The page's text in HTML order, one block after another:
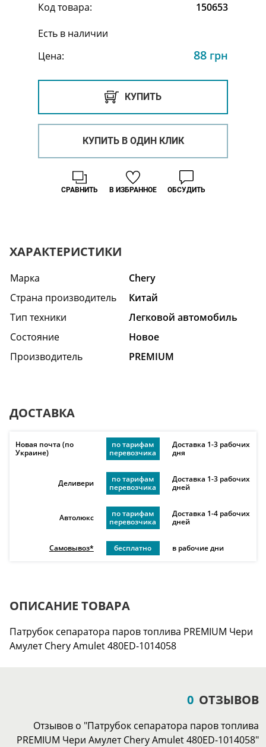
Код товара:
150653
Есть в наличии
Цена:
88 грн
КУПИТЬ
КУПИТЬ В ОДИН КЛИК
В ИЗБРАННОЕ
СРАВНИТЬ ОБСУДИТЬ
ХАРАКТЕРИСТИКИ
Марка
Chery
Страна производитель
Китай
Тип техники
Легковой автомобиль
Состояние
Hовое
Производитель
PREMIUM
ДОСТАВКА
Новая почта (по
Украине)
по тарифам
перевозчика
Доставка 1-3 рабочих
дня
Деливери
по тарифам
перевозчика
Доставка 1-3 рабочих
дней
Автолюкс
по тарифам
перевозчика
Доставка 1-4 рабочих
дней
Самовывоз* бесплатно в рабочие дни
ОПИСАНИЕ ТОВАРА
Патрубок сепаратора паров топлива PREMIUM Чери
Амулет Chery Amulet 480ED-1014058
0 ОТЗЫВОВ
Отзывов о "Патрубок сепаратора паров топлива
PREMIUM Чери Амулет Chery Amulet 480ED-1014058"